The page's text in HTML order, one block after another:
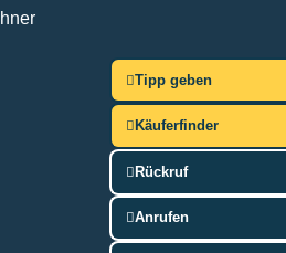
Tipp geben
Käuferfinder
Rückruf
Anrufen